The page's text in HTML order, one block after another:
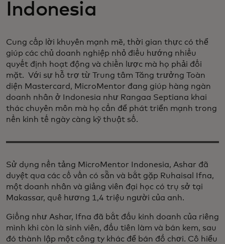
Indonesia
Cung cấp lời khuyên mạnh mẽ, thời gian thực có thể
giúp các chủ doanh nghiệp nhỏ điều hướng nhiều
quyết định hoạt động và chiến lược mà họ phải đối
mặt. Với sự hỗ trợ từ Trung tâm Tăng trưởng Toàn
diện Mastercard, MicroMentor đang giúp hàng ngàn
doanh nhân ở Indonesia như Rangaa Septiana khai
thác chuyên môn mà họ cần để phát triển mạnh trong
nền kinh tế ngày càng kỹ thuật số.
Sử dụng nền tảng MicroMentor Indonesia, Ashar đã
duyệt qua các cố vấn có sẵn và bắt gặp Ruhaisal Ifna,
một doanh nhân và giảng viên đại học có trụ sở tại
Makassar, quê hương 1,4 triệu người của anh.
Giống như Ashar, Ifna đã bắt đầu kinh doanh của riêng
mình khi còn là sinh viên, đầu tiên làm và bán kem, sau
đó thành lập một công ty khác để bán đồ chơi. Cô hiểu